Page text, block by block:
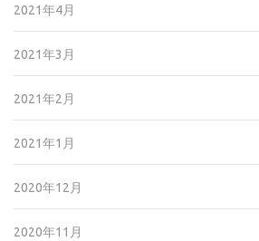
2021年4月
2021年3月
2021年2月
2021年1月
2020年12月
2020年11月